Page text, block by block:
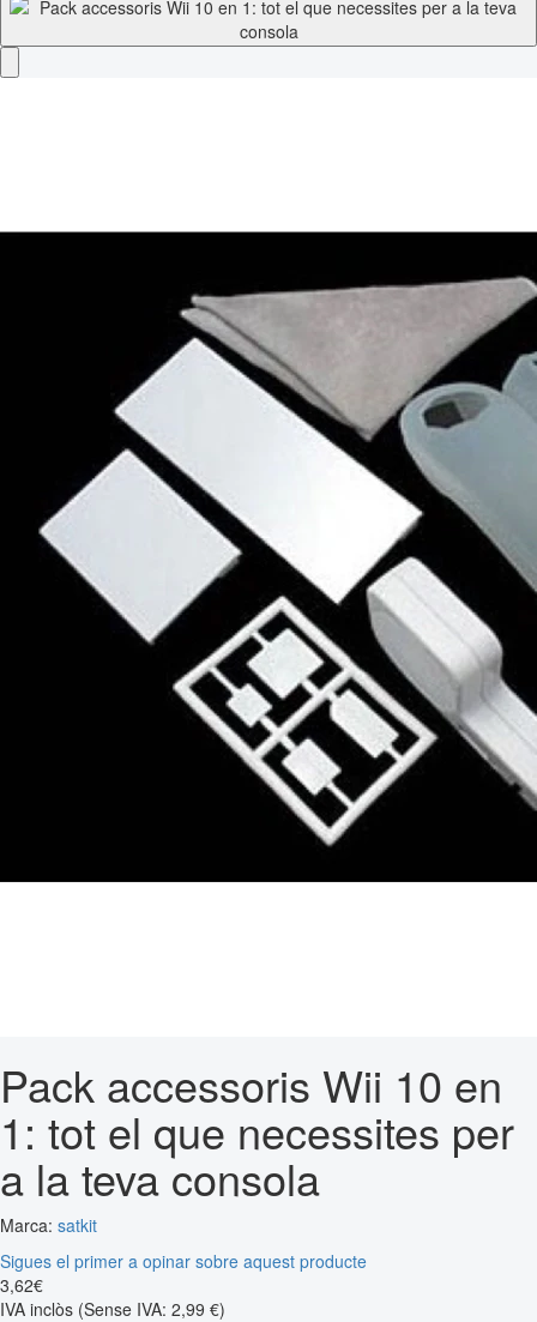
Pack accessoris Wii 10 en
1: tot el que necessites per
a la teva consola
Marca: satkit
Sigues el primer a opinar sobre aquest producte
3,62€
IVA inclòs (Sense IVA: 2,99 €)